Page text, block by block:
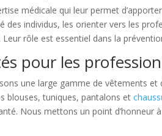
médicale qui leur permet
des individus, les orienter vers les
rôle est essentiel dans la
pour les
une large gamme de vêtements et
blouses, tuniques, pantalons et
Nous mettons un point d’honneur